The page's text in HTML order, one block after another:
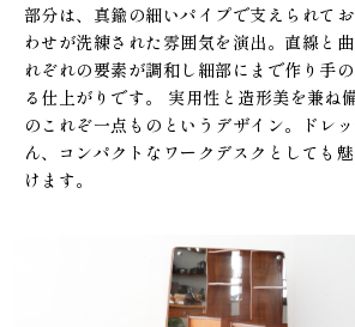
部分は、真鍮の細いパイプで支えられて
わせが洗練された雰囲気を演出。直線と
れぞれの要素が調和し細部にまで作り手
る仕上がりです。 実用性と造形美を兼ね
のこれぞ一点ものというデザイン。ドレ
ん、コンパクトなワークデスクとしても
けます。